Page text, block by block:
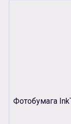
Фотобумага